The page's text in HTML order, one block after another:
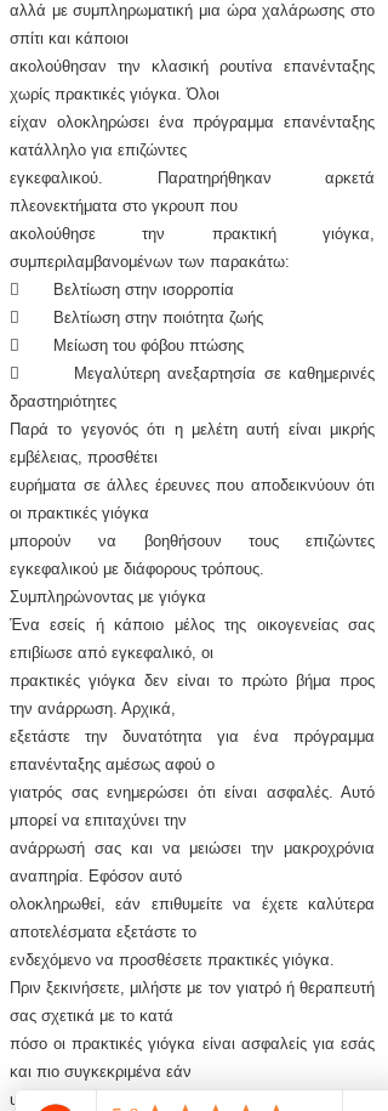
αλλά με συμπληρωματική μια ώρα χαλάρωσης στο
σπίτι και κάποιοι
ακολούθησαν την κλασική ρουτίνα επανένταξης
χωρίς πρακτικές γιόγκα. Όλοι
είχαν ολοκληρώσει ένα πρόγραμμα επανένταξης
κατάλληλο για επιζώντες
εγκεφαλικού. Παρατηρήθηκαν αρκετά
πλεονεκτήματα στο γκρουπ που
ακολούθησε την πρακτική γιόγκα,
συμπεριλαμβανομένων των παρακάτω:
 Βελτίωση στην ισορροπία
 Βελτίωση στην ποιότητα ζωής
 Μείωση του φόβου πτώσης
 Μεγαλύτερη ανεξαρτησία σε καθημερινές
δραστηριότητες
Παρά το γεγονός ότι η μελέτη αυτή είναι μικρής
εμβέλειας, προσθέτει
ευρήματα σε άλλες έρευνες που αποδεικνύουν ότι
οι πρακτικές γιόγκα
μπορούν να βοηθήσουν τους επιζώντες
εγκεφαλικού με διάφορους τρόπους.
Συμπληρώνοντας με γιόγκα
Ένα εσείς ή κάποιο μέλος της οικογενείας σας
επιβίωσε από εγκεφαλικό, οι
πρακτικές γιόγκα δεν είναι το πρώτο βήμα προς
την ανάρρωση. Αρχικά,
εξετάστε την δυνατότητα για ένα πρόγραμμα
επανένταξης αμέσως αφού ο
γιατρός σας ενημερώσει ότι είναι ασφαλές. Αυτό
μπορεί να επιταχύνει την
ανάρρωσή σας και να μειώσει την μακροχρόνια
αναπηρία. Εφόσον αυτό
ολοκληρωθεί, εάν επιθυμείτε να έχετε καλύτερα
αποτελέσματα εξετάστε το
ενδεχόμενο να προσθέσετε πρακτικές γιόγκα.
Πριν ξεκινήσετε, μιλήστε με τον γιατρό ή θεραπευτή
σας σχετικά με το κατά
πόσο οι πρακτικές γιόγκα είναι ασφαλείς για εσάς
και πιο συγκεκριμένα εάν
υπάρχουν στάσεις που ενώ μπορεί να είναι